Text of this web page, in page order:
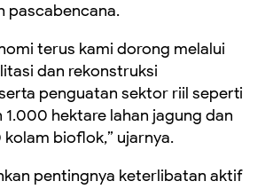
pascabencana.
terus kami dorong melalui
dan rekonstruksi
penguatan sektor riil seperti
hektare lahan jagung dan
bioflok,” ujarnya.
pentingnya keterlibatan aktif